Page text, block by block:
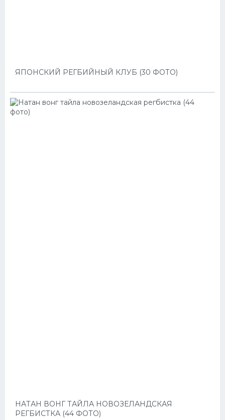
ЯПОНСКИЙ РЕГБИЙНЫЙ КЛУБ (30 ФОТО)
НАТАН ВОНГ ТАЙЛА НОВОЗЕЛАНДСКАЯ
РЕГБИСТКА (44 ФОТО)